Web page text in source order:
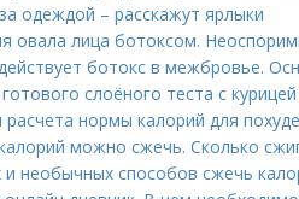
одеждой – расскажут ярлыки
овала лица ботоксом.
ботокс в межбровье.
слоёного теста с
нормы калорий для
можно сжечь. Сколько
и необычных способов сжечь